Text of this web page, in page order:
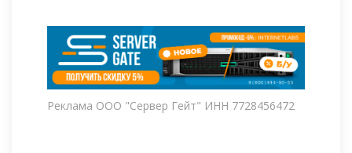
Реклама ООО "Сервер Гейт" ИНН 7728456472